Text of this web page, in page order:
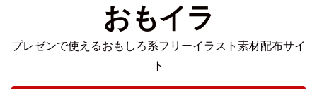
おもイラ
プレゼンで使えるおもしろ系フリーイラスト素材配布サイ
ト